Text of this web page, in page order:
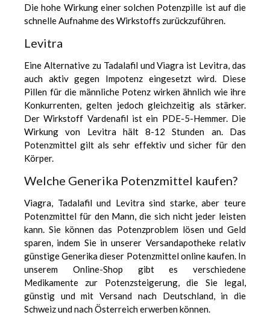
Die hohe Wirkung einer solchen Potenzpille ist auf die
schnelle Aufnahme des Wirkstoffs zurückzuführen.
Levitra
Eine Alternative zu Tadalafil und Viagra ist Levitra, das
auch aktiv gegen Impotenz eingesetzt wird. Diese
Pillen für die männliche Potenz wirken ähnlich wie ihre
Konkurrenten, gelten jedoch gleichzeitig als stärker.
Der Wirkstoff Vardenafil ist ein PDE-5-Hemmer. Die
Wirkung von Levitra hält 8-12 Stunden an. Das
Potenzmittel gilt als sehr effektiv und sicher für den
Körper.
Welche Generika Potenzmittel kaufen?
Viagra, Tadalafil und Levitra sind starke, aber teure
Potenzmittel für den Mann, die sich nicht jeder leisten
kann. Sie können das Potenzproblem lösen und Geld
sparen, indem Sie in unserer Versandapotheke relativ
günstige Generika dieser Potenzmittel online kaufen. In
unserem Online-Shop gibt es verschiedene
Medikamente zur Potenzsteigerung, die Sie legal,
günstig und mit Versand nach Deutschland, in die
Schweiz und nach Österreich erwerben können.